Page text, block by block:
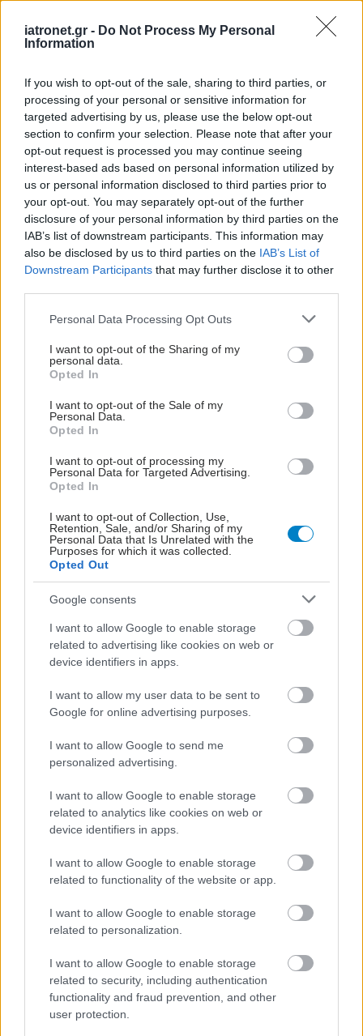
iatronet.gr - Do Not Process My Personal
Information
If you wish to opt-out of the sale, sharing to third parties, or
processing of your personal or sensitive information for
targeted advertising by us, please use the below opt-out
section to confirm your selection. Please note that after your
opt-out request is processed you may continue seeing
interest-based ads based on personal information utilized by
us or personal information disclosed to third parties prior to
your opt-out. You may separately opt-out of the further
disclosure of your personal information by third parties on the
IAB’s list of downstream participants. This information may
also be disclosed by us to third parties on the IAB’s List of
Downstream Participants that may further disclose it to other
Please note that this website/app uses one or more Google
not limited to your visit or usage behaviour. You may click to
grant or deny consent to Google and its third-party tags to
use your data for below specified purposes in below Google
consent section.
Personal Data Processing Opt Outs
I want to opt-out of the Sharing of my
personal data.
Opted In
I want to opt-out of the Sale of my
Personal Data.
Opted In
I want to opt-out of processing my
Personal Data for Targeted Advertising.
Opted In
I want to opt-out of Collection, Use,
Retention, Sale, and/or Sharing of my
Personal Data that Is Unrelated with the
Purposes for which it was collected.
Opted Out
Google consents
I want to allow Google to enable storage
related to advertising like cookies on web or
device identifiers in apps.
I want to allow my user data to be sent to
Google for online advertising purposes.
I want to allow Google to send me
personalized advertising.
I want to allow Google to enable storage
related to analytics like cookies on web or
device identifiers in apps.
I want to allow Google to enable storage
related to functionality of the website or app.
I want to allow Google to enable storage
related to personalization.
I want to allow Google to enable storage
related to security, including authentication
functionality and fraud prevention, and other
user protection.
Και παρότι φαντάζεται κανείς ότι είναι ακριβή, η
αλήθεια είναι ότι είναι οικονομικά προσιτή -εάν
της τριχόπτωσης σε μόνιμη βάση- και ανεκτίμητη
όσον αφορά στην αποκατάσταση που προσφέρει
στον ενδιαφερόμενο η μεταμόσχευση μαλλιών»,
καταλήγει ο κ. Βελημβασάκης.
Προσθέστε το iatronet.gr στο Discover
Ειδήσεις υγείας σήμερα
Τραγανά και υγιεινά σνακ αντί για πατατάκια
απώλεια βάρους με μία ένεση Mazdutide την
εβδομάδα
Μαγειρικά σκεύη και υγεία: Τι δείχνουν οι νέες
μελέτες
Μεταμόσχευση
Προσθέστε το iatronet.gr στο Discover
ΔΙΑΒΑΣΤΕ ΑΚΟΜΑ
Αδιαμφισβήτητος
μεταμοσχεύσεις στην
αντιμετώπιση στη
Χειρουργική Κλινική
και Χειρουργικής
ΕΟΜ: Πέμπτη
συνεχόμενη χρονιά με